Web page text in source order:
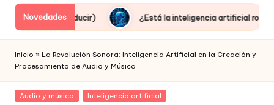
Novedades
producir) ¿Está la inteligencia artificial robando empleos o
Inicio » La Revolución Sonora: Inteligencia Artificial en la Creación y
Procesamiento de Audio y Música
Posted
Audio y música Inteligencia artificial